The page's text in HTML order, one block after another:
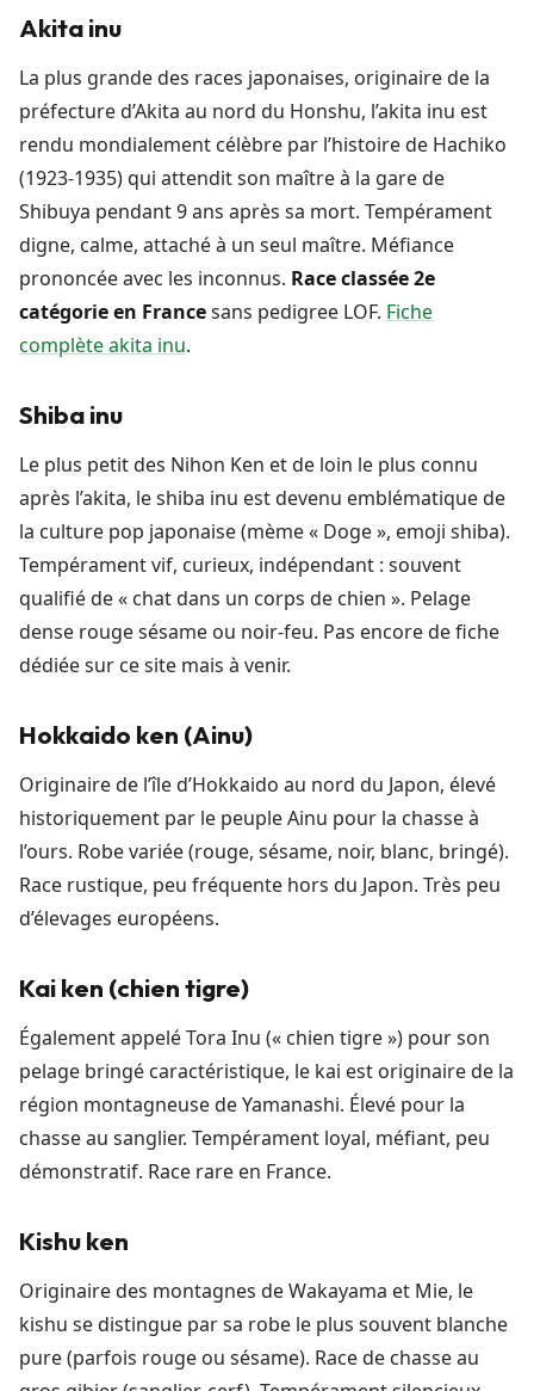
Akita inu
La plus grande des races japonaises, originaire de la
préfecture d’Akita au nord du Honshu, l’akita inu est
rendu mondialement célèbre par l’histoire de Hachiko
(1923-1935) qui attendit son maître à la gare de
Shibuya pendant 9 ans après sa mort. Tempérament
digne, calme, attaché à un seul maître. Méfiance
prononcée avec les inconnus. Race classée 2e
catégorie en Francesans pedigree LOF. Fiche
complète akita inu.
Shiba inu
Le plus petit des Nihon Ken et de loin le plus connu
après l’akita, le shiba inu est devenu emblématique de
la culture pop japonaise (mème « Doge », emoji shiba).
Tempérament vif, curieux, indépendant : souvent
qualifié de « chat dans un corps de chien ». Pelage
dense rouge sésame ou noir-feu. Pas encore de fiche
dédiée sur ce site mais à venir.
Hokkaido ken (Ainu)
Originaire de l’île d’Hokkaido au nord du Japon, élevé
historiquement par le peuple Ainu pour la chasse à
l’ours. Robe variée (rouge, sésame, noir, blanc, bringé).
Race rustique, peu fréquente hors du Japon. Très peu
d’élevages européens.
Kai ken (chien tigre)
Également appelé Tora Inu (« chien tigre ») pour son
pelage bringé caractéristique, le kai est originaire de la
région montagneuse de Yamanashi. Élevé pour la
chasse au sanglier. Tempérament loyal, méfiant, peu
démonstratif. Race rare en France.
Kishu ken
Originaire des montagnes de Wakayama et Mie, le
kishu se distingue par sa robe le plus souvent blanche
pure (parfois rouge ou sésame). Race de chasse au